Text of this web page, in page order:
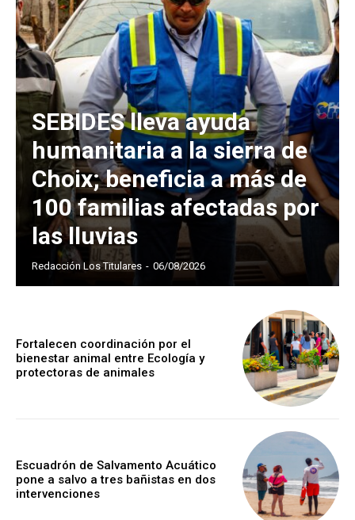
SEBIDES lleva ayuda
humanitaria a la sierra de
Choix; beneficia a más de
100 familias afectadas por
las lluvias
Redacción Los Titulares - 06/08/2026
Fortalecen coordinación por el
bienestar animal entre Ecología y
protectoras de animales
Escuadrón de Salvamento Acuático
pone a salvo a tres bañistas en dos
intervenciones